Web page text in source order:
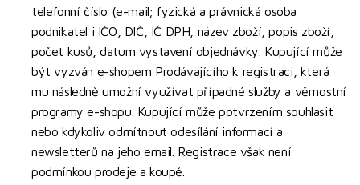
telefonní číslo (e-mail; fyzická a právnická osoba
podnikatel i IČO, DIČ, IČ DPH, název zboží, popis zboží,
počet kusů, datum vystavení objednávky. Kupující může
být vyzván e-shopem Prodávajícího k registraci, která
mu následně umožní využívat případné služby a věrnostní
programy e-shopu. Kupující může potvrzením souhlasit
nebo kdykoliv odmítnout odesílání informací a
newsletterů na jeho email. Registrace však není
podmínkou prodeje a koupě.